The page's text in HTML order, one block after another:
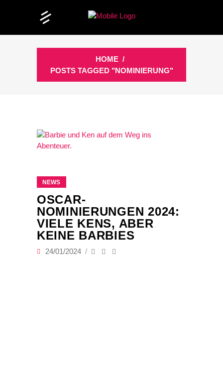
HOME /
POSTS TAGGED "NOMINIERUNG"
NEWS
OSCAR-
NOMINIERUNGEN 2024:
VIELE KENS, ABER
KEINE BARBIES
24/01/2024